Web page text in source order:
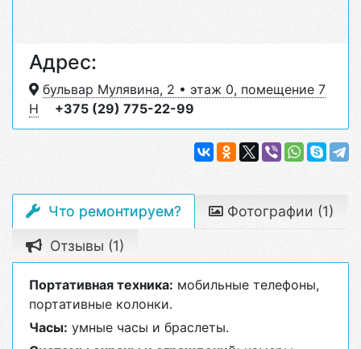
Адрес:
бульвар Мулявина, 2 • этаж 0, помещение 7
Н
+375 (29) 775-22-99
Что ремонтируем? Фотографии (1)
Отзывы (1)
Портативная техника: мобильные телефоны,
портативные колонки.
Часы: умные часы и браслеты.